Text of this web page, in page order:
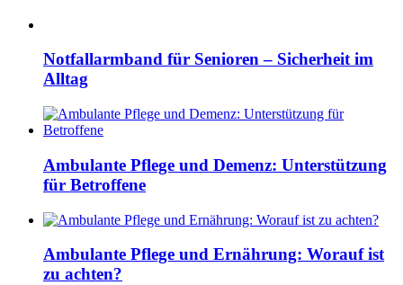
Notfallarmband für Senioren – Sicherheit im
Alltag
Ambulante Pflege und Demenz: Unterstützung
für Betroffene
Ambulante Pflege und Ernährung: Worauf ist
zu achten?